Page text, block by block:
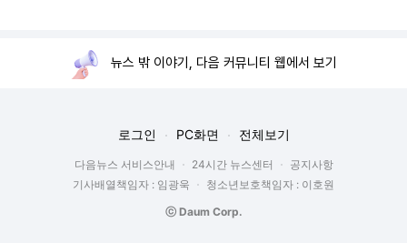
뉴스 밖 이야기, 다음 커뮤니티 웹에서 보기
로그인 PC화면 전체보기
다음뉴스 서비스안내 24시간 뉴스센터
공지사항
기사배열책임자 : 임광욱
청소년보호책임자 : 이호원
ⓒ Daum Corp.